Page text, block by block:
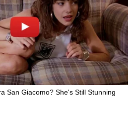
San Giacomo? She's Still Stunning